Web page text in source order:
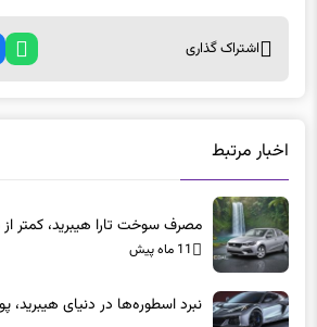
کوروت ZR1X؟